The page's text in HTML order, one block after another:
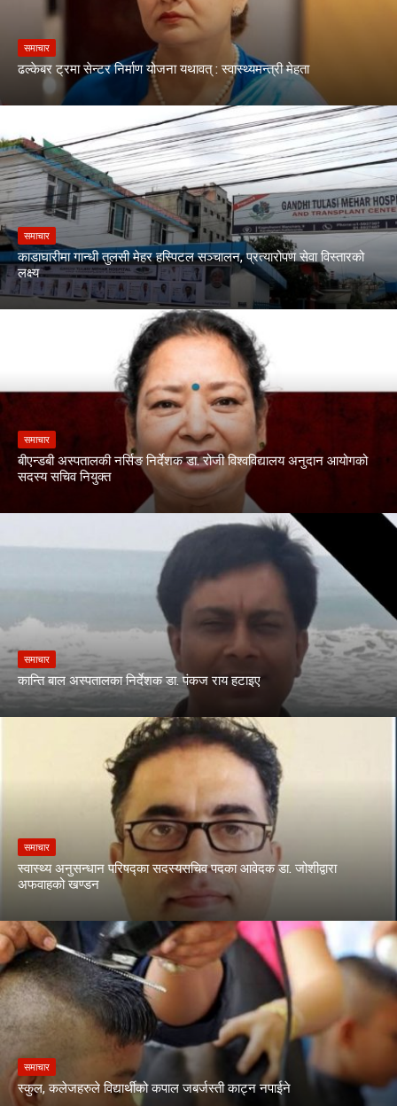
समाचार
ढल्केबर ट्रमा सेन्टर निर्माण योजना यथावत् : स्वास्थ्यमन्त्री मेहता
समाचार
काडाघारीमा गान्धी तुलसी मेहर हस्पिटल सञ्चालन, प्रत्यारोपण सेवा विस्तारको
लक्ष्य
समाचार
बीएन्डबी अस्पतालकी नर्सिङ निर्देशक डा. रोजी विश्वविद्यालय अनुदान आयोगको
सदस्य सचिव नियुक्त
समाचार
कान्ति बाल अस्पतालका निर्देशक डा. पंकज राय हटाइए
समाचार
स्वास्थ्य अनुसन्धान परिषद्का सदस्यसचिव पदका आवेदक डा. जोशीद्वारा
अफवाहको खण्डन
समाचार
स्कुल, कलेजहरुले विद्यार्थीको कपाल जबर्जस्ती काट्न नपाईने